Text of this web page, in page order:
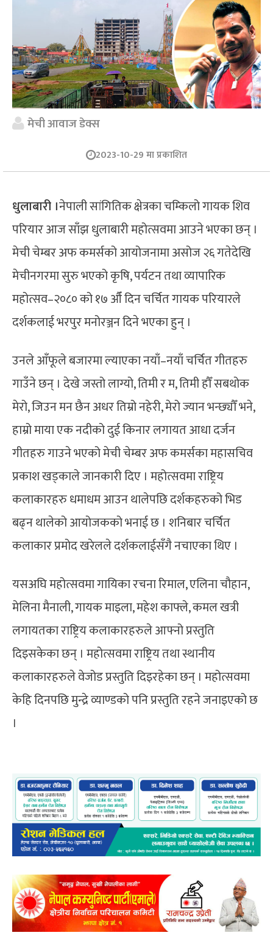
मेची आवाज डेक्स
2023-10-29 मा प्रकाशित
धुलाबारी ।नेपाली सांगितिक क्षेत्रका चम्किलो गायक शिव
परियार आज साँझ धुलाबारी महोत्सवमा आउने भएका छन् ।
मेची चेम्बर अफ कमर्सको आयोजनामा असोज २६ गतेदेखि
मेचीनगरमा सुरु भएको कृषि, पर्यटन तथा व्यापारिक
महोत्सव–२०८० को १७ औँ दिन चर्चित गायक परियारले
दर्शकलाई भरपुर मनोरञ्जन दिने भएका हुन् ।
उनले आँफूले बजारमा ल्याएका नयाँ–नयाँ चर्चित गीतहरु
गाउँने छन् । देखे जस्तो लाग्यो, तिमी र म, तिमी हौँ सबथोक
मेरो, जिउन मन छैन अधर तिम्रो नहेरी, मेरो ज्यान भन्छ्यौँ भने,
हाम्रो माया एक नदीको दुई किनार लगायत आधा दर्जन
गीतहरु गाउने भएको मेची चेम्बर अफ कमर्सका महासचिव
प्रकाश खड्काले जानकारी दिए । महोत्सवमा राष्ट्रिय
कलाकारहरु धमाधम आउन थालेपछि दर्शकहरुको भिड
बढ्न थालेको आयोजकको भनाई छ । शनिबार चर्चित
कलाकार प्रमोद खरेलले दर्शकलाईसँगै नचाएका थिए ।
यसअघि महोत्सवमा गायिका रचना रिमाल, एलिना चौहान,
मेलिना मैनाली, गायक माइला, महेश काफ्ले, कमल खत्री
लगायतका राष्ट्रिय कलाकारहरुले आफ्नो प्रस्तुति
दिइसकेका छन् । महोत्सवमा राष्ट्रिय तथा स्थानीय
कलाकारहरुले वेजोड प्रस्तुति दिइरहेका छन् । महोत्सवमा
केहि दिनपछि मुन्द्रे व्याण्डको पनि प्रस्तुति रहने जनाइएको छ
।